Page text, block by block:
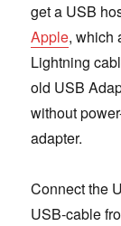
get a USB
Apple, which
Lightning
old USB
without
adapter.
Connect the
USB-cable